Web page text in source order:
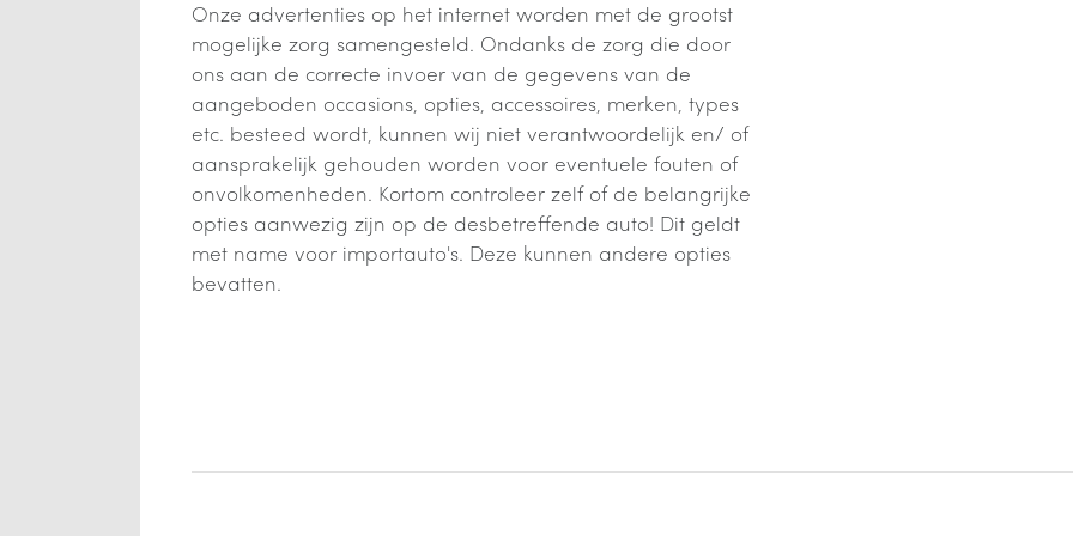
Onze advertenties op het internet worden met de grootst
mogelijke zorg samengesteld. Ondanks de zorg die door
ons aan de correcte invoer van de gegevens van de
aangeboden occasions, opties, accessoires, merken, types
etc. besteed wordt, kunnen wij niet verantwoordelijk en/ of
aansprakelijk gehouden worden voor eventuele fouten of
onvolkomenheden. Kortom controleer zelf of de belangrijke
opties aanwezig zijn op de desbetreffende auto! Dit geldt
met name voor importauto's. Deze kunnen andere opties
bevatten.